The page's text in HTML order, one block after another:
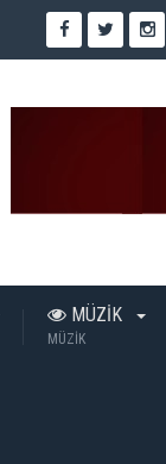
MÜZİK
MÜZİK